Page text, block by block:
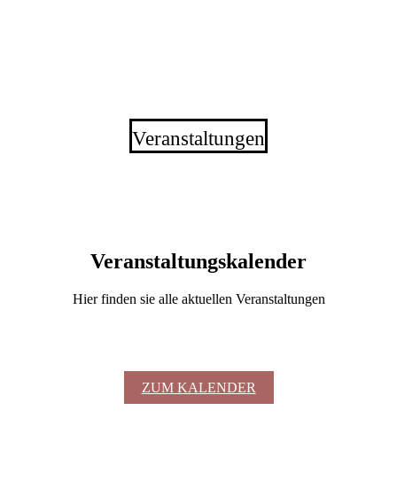
Veranstaltungen
Veranstaltungskalender
Hier finden sie alle aktuellen Veranstaltungen
ZUM KALENDER